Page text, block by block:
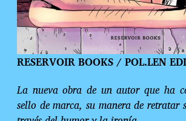
RESERVOIR BOOKS / POL.LEN
La nueva obra de un autor que ha
sello de marca, su manera de retratar